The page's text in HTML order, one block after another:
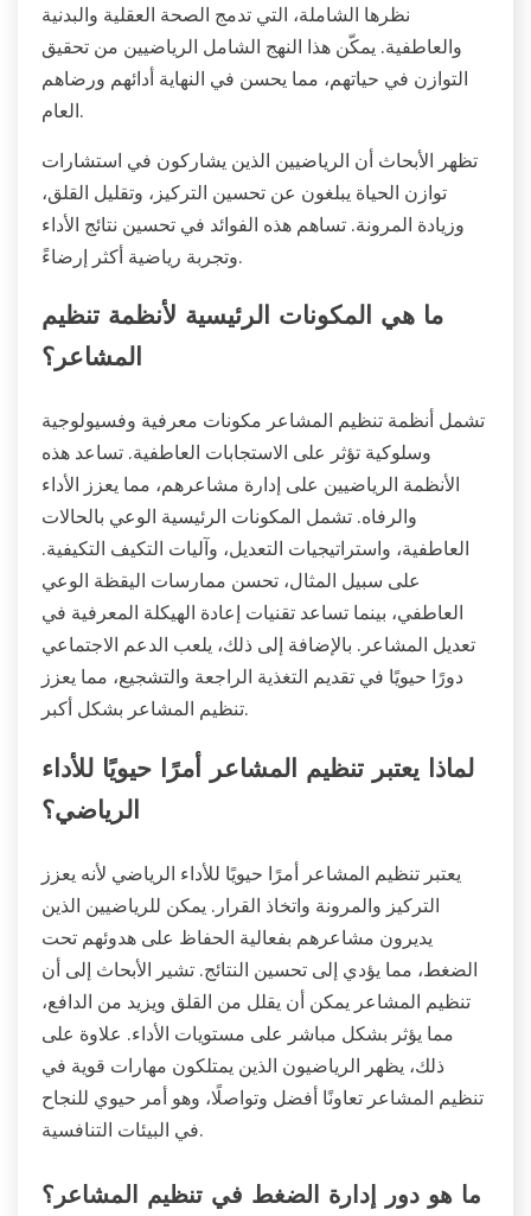
نظرها الشاملة، التي تدمج الصحة العقلية والبدنية
والعاطفية. يمكّن هذا النهج الشامل الرياضيين من تحقيق
التوازن في حياتهم، مما يحسن في النهاية أدائهم ورضاهم
العام.
تظهر الأبحاث أن الرياضيين الذين يشاركون في استشارات
توازن الحياة يبلغون عن تحسين التركيز، وتقليل القلق،
وزيادة المرونة. تساهم هذه الفوائد في تحسين نتائج الأداء
وتجربة رياضية أكثر إرضاءً.
ما هي المكونات الرئيسية لأنظمة تنظيم
المشاعر؟
تشمل أنظمة تنظيم المشاعر مكونات معرفية وفسيولوجية
وسلوكية تؤثر على الاستجابات العاطفية. تساعد هذه
الأنظمة الرياضيين على إدارة مشاعرهم، مما يعزز الأداء
والرفاه. تشمل المكونات الرئيسية الوعي بالحالات
العاطفية، واستراتيجيات التعديل، وآليات التكيف التكيفية.
على سبيل المثال، تحسن ممارسات اليقظة الوعي
العاطفي، بينما تساعد تقنيات إعادة الهيكلة المعرفية في
تعديل المشاعر. بالإضافة إلى ذلك، يلعب الدعم الاجتماعي
دورًا حيويًا في تقديم التغذية الراجعة والتشجيع، مما يعزز
تنظيم المشاعر بشكل أكبر.
لماذا يعتبر تنظيم المشاعر أمرًا حيويًا للأداء
الرياضي؟
يعتبر تنظيم المشاعر أمرًا حيويًا للأداء الرياضي لأنه يعزز
التركيز والمرونة واتخاذ القرار. يمكن للرياضيين الذين
يديرون مشاعرهم بفعالية الحفاظ على هدوئهم تحت
الضغط، مما يؤدي إلى تحسين النتائج. تشير الأبحاث إلى أن
تنظيم المشاعر يمكن أن يقلل من القلق ويزيد من الدافع،
مما يؤثر بشكل مباشر على مستويات الأداء. علاوة على
ذلك، يظهر الرياضيون الذين يمتلكون مهارات قوية في
تنظيم المشاعر تعاونًا أفضل وتواصلًا، وهو أمر حيوي للنجاح
في البيئات التنافسية.
ما هو دور إدارة الضغط في تنظيم المشاعر؟